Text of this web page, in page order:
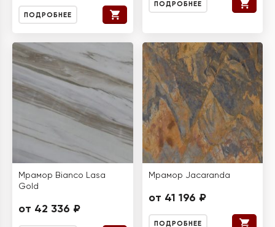
ПОДРОБНЕЕ
ПОДРОБНЕЕ
Мрамор Bianco Lasa
Gold
от 42 336 ₽
Мрамор Jacaranda
от 41 196 ₽
ПОДРОБНЕЕ